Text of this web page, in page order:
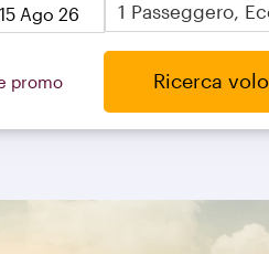
promo Ricerca volo